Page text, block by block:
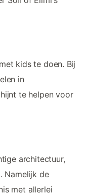
kids te doen. Bij
in
te helpen voor
architectuur,
Namelijk de
met allerlei